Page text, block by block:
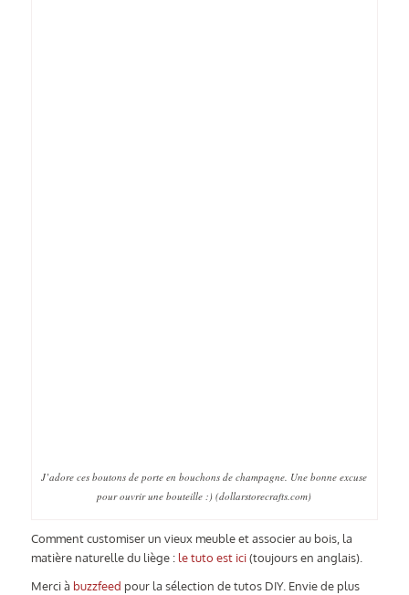
J’adore ces boutons de porte en bouchons de champagne. Une bonne excuse
pour ouvrir une bouteille :) (dollarstorecrafts.com)
Comment customiser un vieux meuble et associer au bois, la
matière naturelle du liège : le tuto est ici(toujours en anglais).
Merci à buzzfeed pour la sélection de tutos DIY. Envie de plus